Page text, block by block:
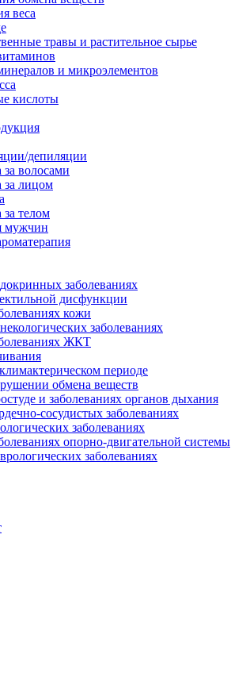
веса
травы и растительное сырье
и микроэлементов
кислоты
депиляции
за волосами
за лицом
за телом
мужчин
заболеваниях
дисфункции
кожи
заболеваниях
ЖКТ
периоде
обмена веществ
и заболеваниях органов дыхания
сосудистых заболеваниях
заболеваниях
опорно-двигательной системы
заболеваниях